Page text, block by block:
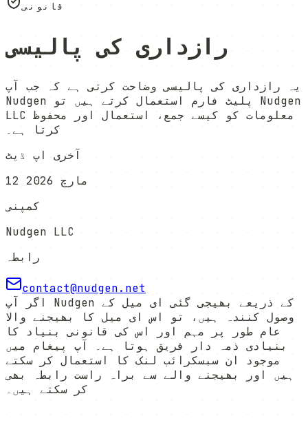
قانونی
رازداری کی پالیسی
یہ رازداری کی پالیسی وضاحت کرتی ہے کہ جب آپ
Nudgen پلیٹ فارم استعمال کرتے ہیں تو Nudgen
LLC معلومات کو کیسے جمع، استعمال اور محفوظ
کرتا ہے۔
آخری اپ ڈیٹ
12 مارچ 2026
کمپنی
Nudgen LLC
رابطہ
contact@nudgen.net
اگر آپ Nudgen کے ذریعے بھیجی گئی ای میل کے
وصول کنندہ ہیں، تو اس ای میل کا بھیجنے والا
عام طور پر مہم اور اس کی قانونی بنیاد کا
بنیادی ذمہ دار فریق ہوتا ہے۔ آپ پیغام میں
موجود ان سبسکرائب لنک کا استعمال کر سکتے
ہیں اور بھیجنے والے سے براہ راست رابطہ بھی
کر سکتے ہیں۔